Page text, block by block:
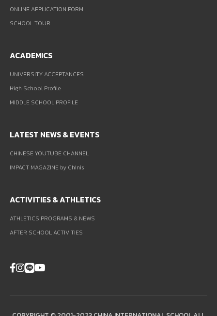
ONLINE APPLICATION FORM
SCHOOL TOUR
ACADEMICS
UNIVERSITY ACCEPTANCES
High School Profile
MIDDLE SCHOOL PROFILE
LATEST NEWS & EVENTS
CHINESE YOUTUBE CHANNEL
IMPACT MAGAZINE by Chinis
ACTIVITIES & ATHLETICS
ATHLETICS PROGRAMS & NEWS
AFTER SCHOOL ACTIVITIES